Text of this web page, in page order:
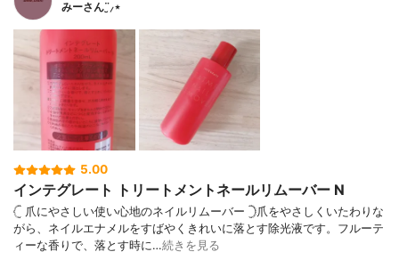
みーさん¨̮⸝⋆
5.00
インテグレート トリートメントネールリムーバー N
𓊆 爪にやさしい使い心地のネイルリムーバー 𓊇爪をやさしくいたわりな
がら、ネイルエナメルをすばやくきれいに落とす除光液です。フルーテ
ィーな香りで、落とす時に…続きを見る